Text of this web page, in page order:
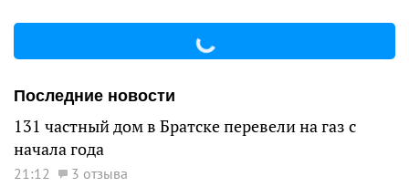
Последние новости
131 частный дом в Братске перевели на газ с
начала года
21:12 3 отзыва